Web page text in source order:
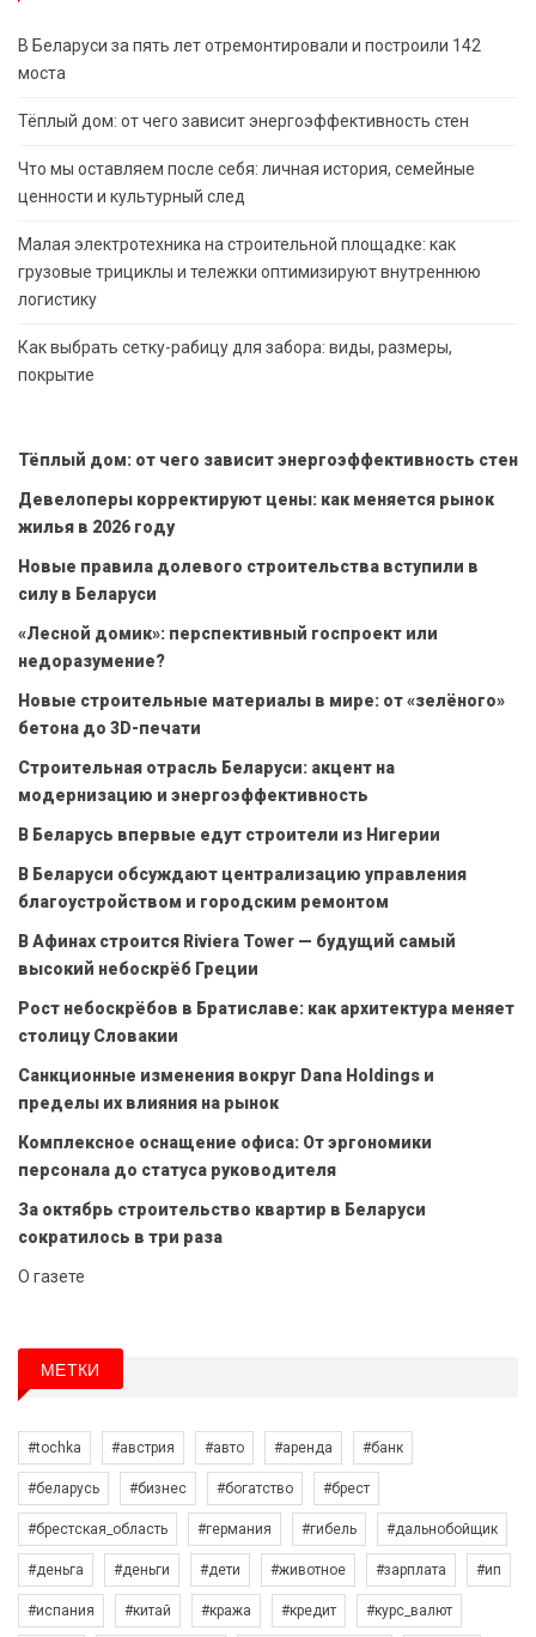
В Беларуси за пять лет отремонтировали и построили 142
моста
Тёплый дом: от чего зависит энергоэффективность стен
Что мы оставляем после себя: личная история, семейные
ценности и культурный след
Малая электротехника на строительной площадке: как
грузовые трициклы и тележки оптимизируют внутреннюю
логистику
Как выбрать сетку-рабицу для забора: виды, размеры,
покрытие
Тёплый дом: от чего зависит энергоэффективность стен
Девелоперы корректируют цены: как меняется рынок
жилья в 2026 году
Новые правила долевого строительства вступили в
силу в Беларуси
«Лесной домик»: перспективный госпроект или
недоразумение?
Новые строительные материалы в мире: от «зелёного»
бетона до 3D-печати
Строительная отрасль Беларуси: акцент на
модернизацию и энергоэффективность
В Беларусь впервые едут строители из Нигерии
В Беларуси обсуждают централизацию управления
благоустройством и городским ремонтом
В Афинах строится Riviera Tower — будущий самый
высокий небоскрёб Греции
Рост небоскрёбов в Братиславе: как архитектура меняет
столицу Словакии
Санкционные изменения вокруг Dana Holdings и
пределы их влияния на рынок
Комплексное оснащение офиса: От эргономики
персонала до статуса руководителя
За октябрь строительство квартир в Беларуси
сократилось в три раза
О газете
МЕТКИ
#tochka #австрия #авто #аренда #банк
#беларусь #бизнес #богатство #брест
#брестская_область #германия #гибель #дальнобойщик
#деньга #деньги #дети #животное #зарплата #ип
#испания #китай #кража #кредит #курс_валют